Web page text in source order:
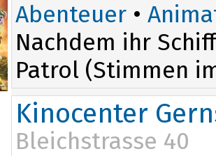
Abenteuer •
Nachdem ihr
Patrol (Stimmen
Kinocenter
Bleichstrasse 40